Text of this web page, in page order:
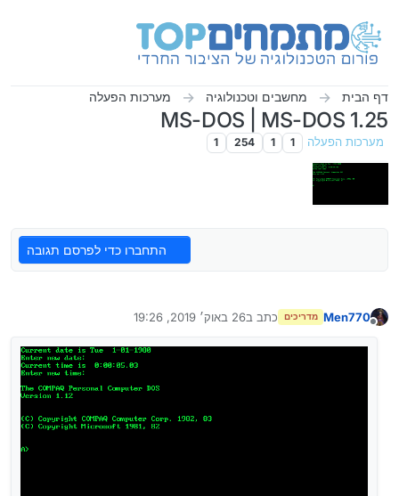
דף הבית מחשבים וטכנולוגיה מערכות הפעלה
MS-DOS | MS-DOS 1.25
מערכות הפעלה 1
1
254
1
התחברו כדי לפרסם תגובה
Men770 מדריכים כתב ב26 באוק׳ 2019, 19:26
נערך לאחרונה על ידי Men770